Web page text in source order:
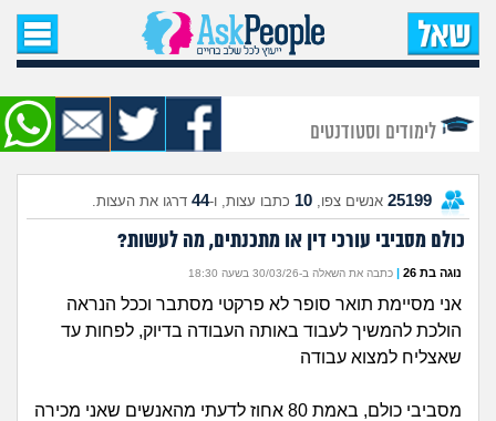
עמוד הבית
שאל שאלה
שאלות חדשות
שאלות שעוררו עניין
עצות חדשות
מה קורה כאן?
לימודים וסטודנטים
25199 אנשים צפו, 10 כתבו עצות, ו-44 דרגו את העצות.
כולם מסביבי עורכי דין או מתכנתים, מה לעשות?
נוגה בת 26 | כתבה את השאלה ב-30/03/26 בשעה 18:30
אני מסיימת תואר סופר לא פרקטי מסתבר וככל הנראה
הולכת להמשיך לעבוד באותה העבודה בדיוק, לפחות עד
שאצליח למצוא עבודה
מסביבי כולם, באמת 80 אחוז לדעתי מהאנשים שאני מכירה